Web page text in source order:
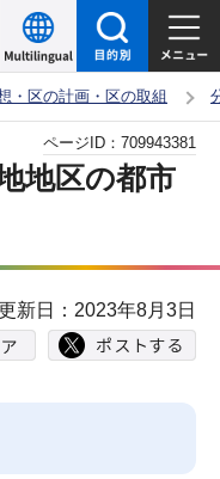
・区の計画・区の取組
地区の都市
ページID： 709943381
新日：2023年8月3日